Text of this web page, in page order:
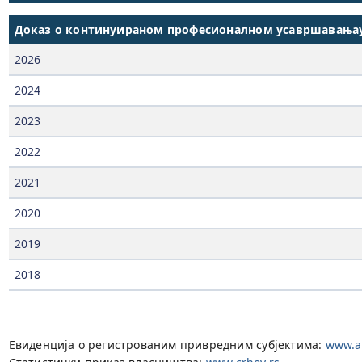
Доказ о континуираном професионалном
2026
2024
2023
2022
2021
2020
2019
2018
Евиденција о регистрованим привредним субјектима: